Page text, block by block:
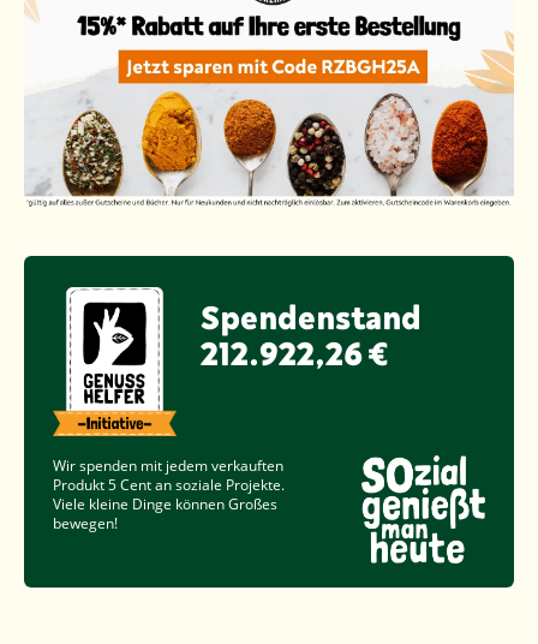
Spendenstand
212.922,26 €
Wir spenden mit jedem verkauften
Produkt5 Centan soziale Projekte.
Viele kleine Dinge können Großes
bewegen!